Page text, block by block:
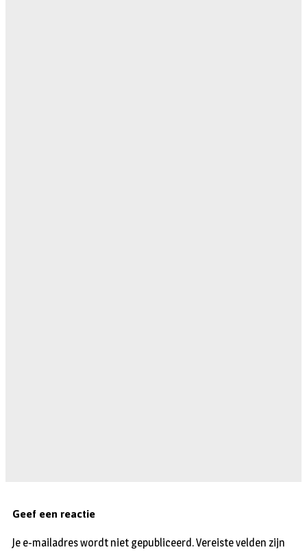
Geef een reactie
Je e-mailadres wordt niet gepubliceerd.Vereiste velden zijn